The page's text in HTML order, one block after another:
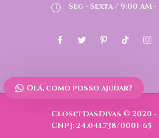
Seg - Sexta / 9:00 AM -
ClosetDasDivas © 2020 -
CNPJ: 24.041.738/0001-65
Olá, como posso ajudar?